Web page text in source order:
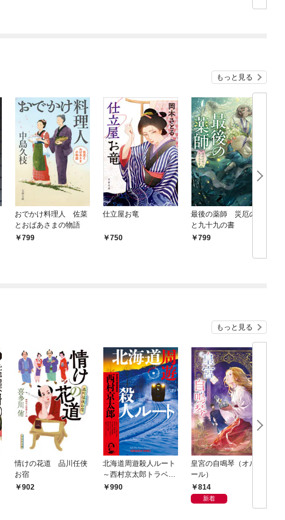
もっと見る
おでかけ料理人 佐菜
とおばあさまの物語
799
仕立屋お竜
750
最後の薬師 災厄の村
と九十九の書
799
もっと見る
情けの花道 品川任侠
お宿
902
北海道周遊殺人ルート
～西村京太郎トラベル
ミステリー・セレクシ
990
皇宮の自鳴琴（オルゴ
ール）
814
新着